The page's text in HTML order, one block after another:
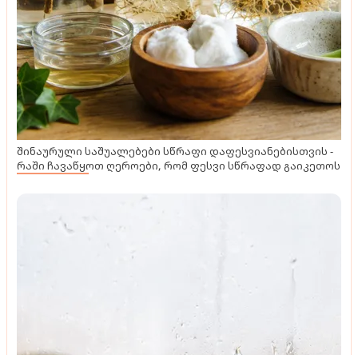
შინაურული საშუალებები სწრაფი დაფესვიანებისთვის -
რაში ჩავაწყოთ ღეროები, რომ ფესვი სწრაფად გაიკეთოს